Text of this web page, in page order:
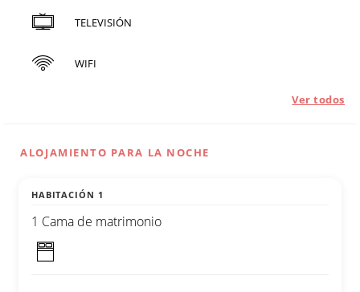
TELEVISIÓN
WIFI
Ver todos
ALOJAMIENTO PARA LA NOCHE
HABITACIÓN 1
1 Cama de matrimonio